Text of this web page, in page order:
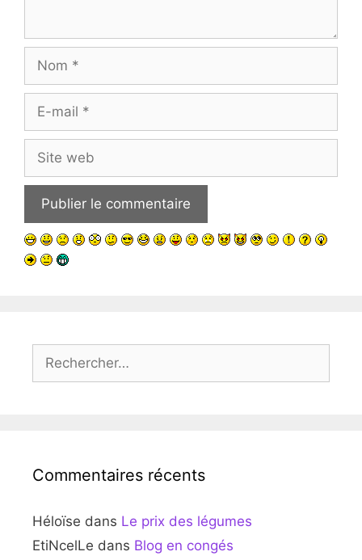
mail
web
Commentaires récents
Héloïse dans Le prix des légumes
EtiNcelLe dans Blog en congés